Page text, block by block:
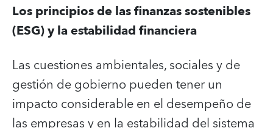
Los principios de las finanzas sostenibles
(ESG) y la estabilidad financiera
Las cuestiones ambientales, sociales y de
gestión de gobierno pueden tener un
impacto considerable en el desempeño de
las empresas y en la estabilidad del sistema